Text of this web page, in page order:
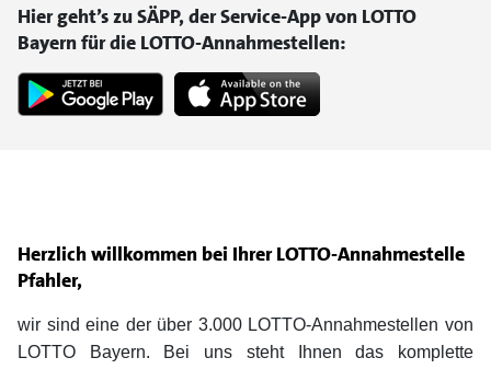
Herzlich willkommen bei Ihrer LOTTO-Annahmestelle
Pfahler,
wir sind eine der über 3.000 LOTTO-Annahmestellen von
LOTTO Bayern. Bei uns steht Ihnen das komplette
Hier geht’s zu SÄPP, der Service-App von LOTTO
Bayern für die LOTTO-Annahmestellen: